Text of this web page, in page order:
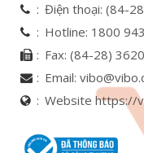
Điện thoại: (84-
Hotline: 1800
Fax: (84-28)
Email:
Website https://